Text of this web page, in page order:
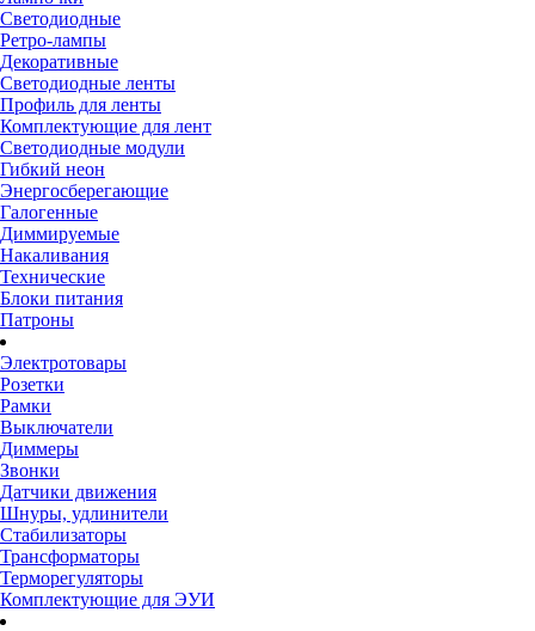
Светодиодные
Ретро-лампы
Декоративные
Светодиодные ленты
Профиль для ленты
Комплектующие для лент
Светодиодные модули
Гибкий неон
Энергосберегающие
Галогенные
Диммируемые
Накаливания
Технические
Блоки питания
Патроны
Электротовары
Розетки
Рамки
Выключатели
Диммеры
Звонки
Датчики движения
Шнуры, удлинители
Стабилизаторы
Трансформаторы
Терморегуляторы
Комплектующие для ЭУИ